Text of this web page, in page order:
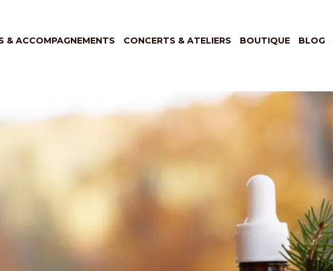
& ACCOMPAGNEMENTS CONCERTS & ATELIERS BOUTIQUE BLOG